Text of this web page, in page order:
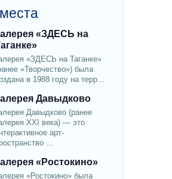
«ЗДЕСЬ на
«ЗДЕСЬ на Таганке»
«Творчество») была
в 1988 году на терр...
Давыдково
Давыдково (ранее
XXI века) — это
арт-
...
«Ростокино»
«Ростокино» была